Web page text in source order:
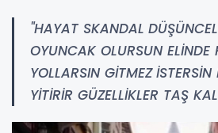
"HAYAT SKANDAL
OYUNCAK OLURSUN ELİNDE
YOLLARSIN GİTMEZ İSTERSİN
YİTİRİR GÜZELLİKLER TAŞ